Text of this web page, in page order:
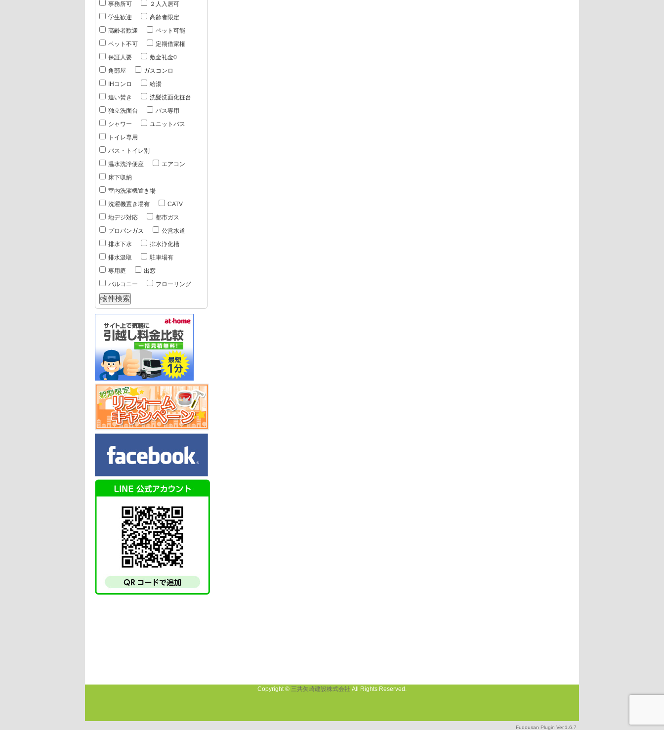
事務所可
２人入居可
学生歓迎
高齢者限定
高齢者歓迎
ペット可能
ペット不可
定期借家権
保証人要
敷金礼金0
角部屋
ガスコンロ
IHコンロ
給湯
追い焚き
洗髪洗面化粧台
独立洗面台
バス専用
シャワー
ユニットバス
トイレ専用
バス・トイレ別
温水洗浄便座
エアコン
床下収納
室内洗濯機置き場
洗濯機置き場有
CATV
地デジ対応
都市ガス
プロパンガス
公営水道
排水下水
排水浄化槽
排水汲取
駐車場有
専用庭
出窓
バルコニー
フローリング
Copyright © 三共矢崎建設株式会社 All Rights Reserved.
Fudousan Plugin Ver.1.6.7